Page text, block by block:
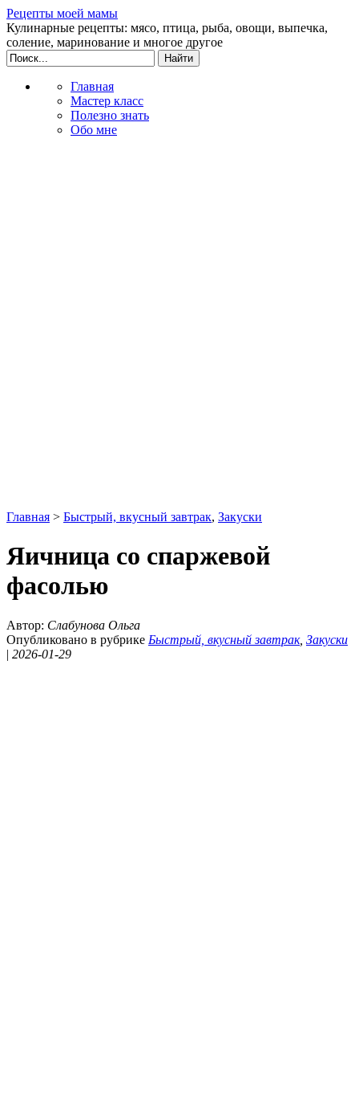
Рецепты моей мамы
Кулинарные рецепты: мясо, птица, рыба, овощи, выпечка,
соление, маринование и многое другое
Главная
Мастер класс
Полезно знать
Обо мне
Главная > Быстрый, вкусный завтрак, Закуски
Яичница со спаржевой
фасолью
Автор: Слабунова Ольга
Опубликовано в рубрике Быстрый, вкусный завтрак, Закуски
| 2026-01-29